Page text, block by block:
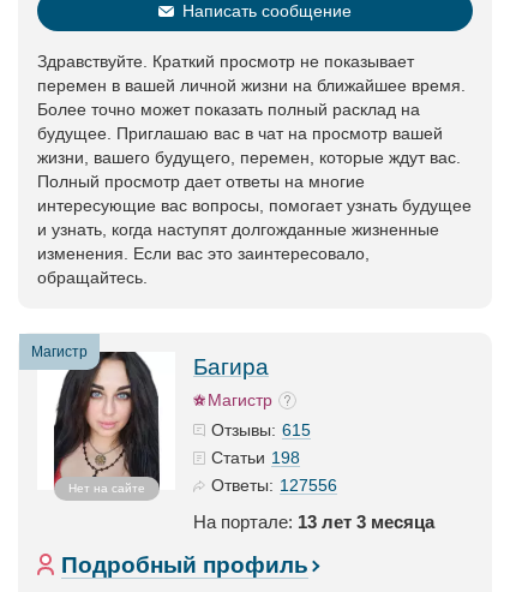
Написать сообщение
Здравствуйте. Краткий просмотр не показывает
перемен в вашей личной жизни на ближайшее время.
Более точно может показать полный расклад на
будущее. Приглашаю вас в чат на просмотр вашей
жизни, вашего будущего, перемен, которые ждут вас.
Полный просмотр дает ответы на многие
интересующие вас вопросы, помогает узнать будущее
и узнать, когда наступят долгожданные жизненные
изменения. Если вас это заинтересовало,
обращайтесь.
Магистр
Нет на сайте
Багира
Магистр
Отзывы: 615
Статьи 198
Ответы: 127556
На портале: 13 лет 3 месяца
Подробный профиль